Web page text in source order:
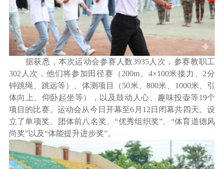
据获悉，本次运动会参赛人数3935人次，参赛教职工
302人次，他们将参加田径赛（200m、4×100米接力、2分
钟跳绳、跳远等）、体测项目（50米、800米、1000米、引
体向上、仰卧起坐等），以及鼓动人心、趣味投壶等19个
项目的比赛。运动会从今日开幕至6月12日闭幕共四天。设
立了单项奖、团体前八名奖、“优秀组织奖”、“体育道德风
尚奖”以及“体能提升进步奖”。